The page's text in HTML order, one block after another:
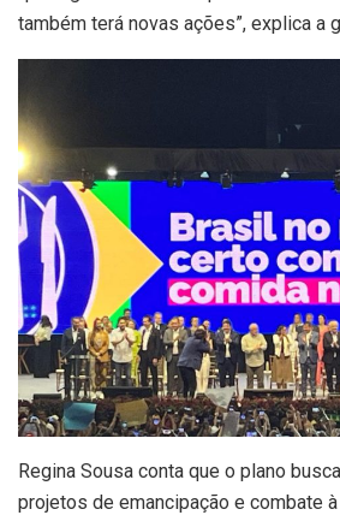
também terá novas ações”, explica a
Regina Sousa conta que o plano
projetos de emancipação e combate